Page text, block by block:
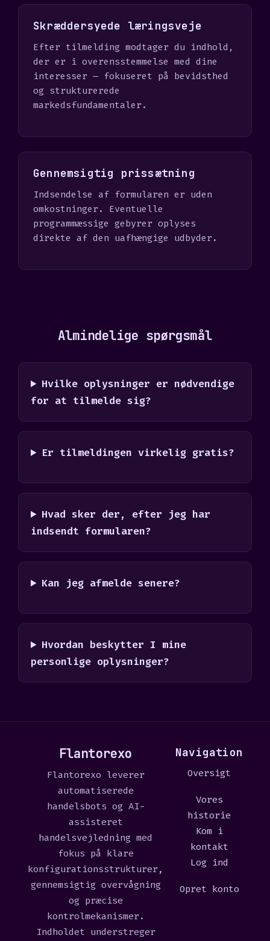
Skræddersyede læringsveje
Efter tilmelding modtager du indhold,
der er i overensstemmelse med dine
interesser — fokuseret på bevidsthed
og strukturerede
markedsfundamentaler.
Gennemsigtig prissætning
Indsendelse af formularen er uden
omkostninger. Eventuelle
programmæssige gebyrer oplyses
direkte af den uafhængige udbyder.
Almindelige spørgsmål
Hvilke oplysninger er nødvendige
for at tilmelde sig?
Er tilmeldingen virkelig gratis?
Hvad sker der, efter jeg har
indsendt formularen?
Kan jeg afmelde senere?
Hvordan beskytter I mine
personlige oplysninger?
Flantorexo
Flantorexo leverer
automatiserede
handelsbots og AI-
assisteret
handelsvejledning med
fokus på klare
konfigurationsstrukturer,
gennemsigtig overvågning
og præcise
kontrolmekanismer.
Indholdet understreger
Navigation
Oversigt
Vores
historie
Kom i
kontakt
Log ind
Opret konto